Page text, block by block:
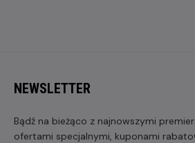
NEWSLETTER
Bądź na bieżąco z najnowszymi
ofertami specjalnymi, kuponami